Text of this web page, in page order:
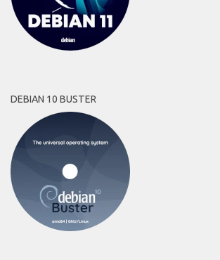
DEBIAN 10 BUSTER